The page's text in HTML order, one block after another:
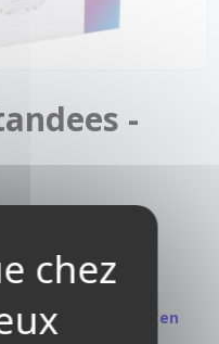
-
à partir de 50 € (en